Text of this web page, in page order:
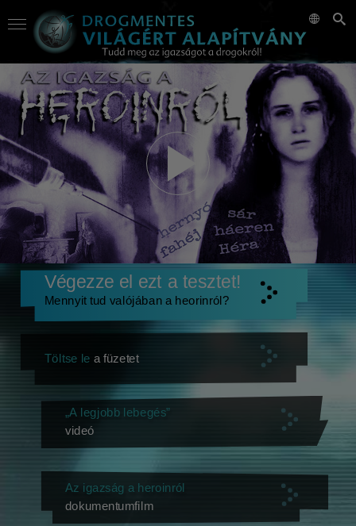
Végezze el ezt a tesztet!
Mennyit tud valójában a heorinról?
Töltse le a füzetet
„A legjobb lebegés”
videó
Az igazság a heroinról
dokumentumfilm